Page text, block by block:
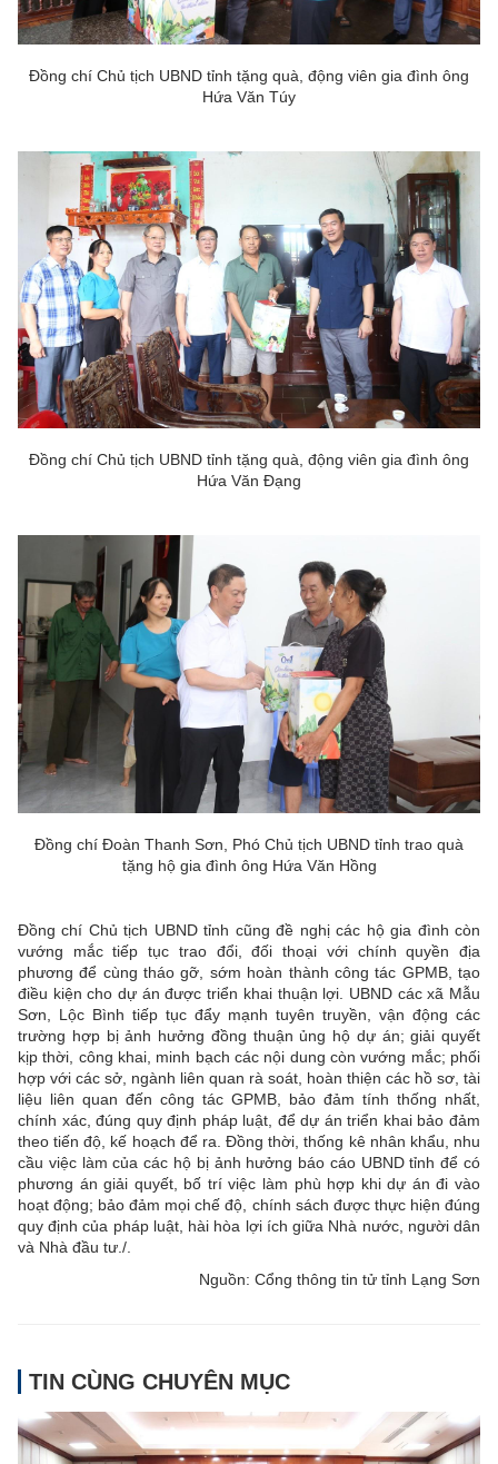
Đồng chí Chủ tịch UBND tỉnh tặng quà, động viên gia đình ông
Hứa Văn Túy
Đồng chí Chủ tịch UBND tỉnh tặng quà, động viên gia đình ông
Hứa Văn Đạng
Đồng chí Đoàn Thanh Sơn, Phó Chủ tịch UBND tỉnh trao quà
tặng hộ gia đình ông Hứa Văn Hồng
Đồng chí Chủ tịch UBND tỉnh cũng đề nghị các hộ gia đình còn
vướng mắc tiếp tục trao đổi, đối thoại với chính quyền địa
phương để cùng tháo gỡ, sớm hoàn thành công tác GPMB, tạo
điều kiện cho dự án được triển khai thuận lợi. UBND các xã Mẫu
Sơn, Lộc Bình tiếp tục đẩy mạnh tuyên truyền, vận động các
trường hợp bị ảnh hưởng đồng thuận ủng hộ dự án; giải quyết
kịp thời, công khai, minh bạch các nội dung còn vướng mắc; phối
hợp với các sở, ngành liên quan rà soát, hoàn thiện các hồ sơ, tài
liệu liên quan đến công tác GPMB, bảo đảm tính thống nhất,
chính xác, đúng quy định pháp luật, để dự án triển khai bảo đảm
theo tiến độ, kế hoạch để ra. Đồng thời, thống kê nhân khẩu, nhu
cầu việc làm của các hộ bị ảnh hưởng báo cáo UBND tỉnh để có
phương án giải quyết, bố trí việc làm phù hợp khi dự án đi vào
hoạt động; bảo đảm mọi chế độ, chính sách được thực hiện đúng
quy định của pháp luật, hài hòa lợi ích giữa Nhà nước, người dân
và Nhà đầu tư./.
Nguồn: Cổng thông tin tử tỉnh Lạng Sơn
TIN CÙNG CHUYÊN MỤC